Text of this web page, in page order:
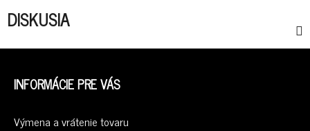
DISKUSIA
Z
INFORMÁCIE PRE VÁS
Výmena a vrátenie tovaru